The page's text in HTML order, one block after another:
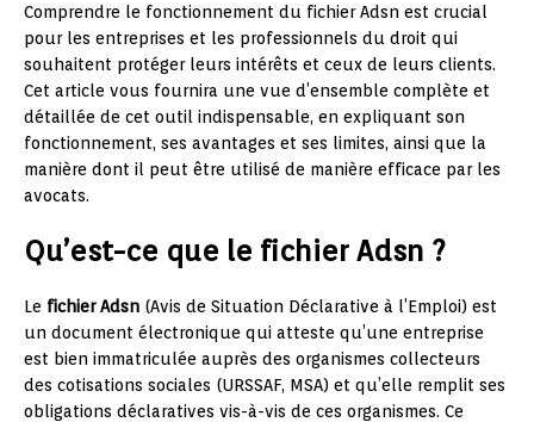
Comprendre le fonctionnement du fichier Adsn est crucial
pour les entreprises et les professionnels du droit qui
souhaitent protéger leurs intérêts et ceux de leurs clients.
Cet article vous fournira une vue d’ensemble complète et
détaillée de cet outil indispensable, en expliquant son
fonctionnement, ses avantages et ses limites, ainsi que la
manière dont il peut être utilisé de manière efficace par les
avocats.
Qu’est-ce que le fichier Adsn ?
Le fichier Adsn (Avis de Situation Déclarative à l’Emploi) est
un document électronique qui atteste qu’une entreprise
est bien immatriculée auprès des organismes collecteurs
des cotisations sociales (URSSAF, MSA) et qu’elle remplit ses
obligations déclaratives vis-à-vis de ces organismes. Ce